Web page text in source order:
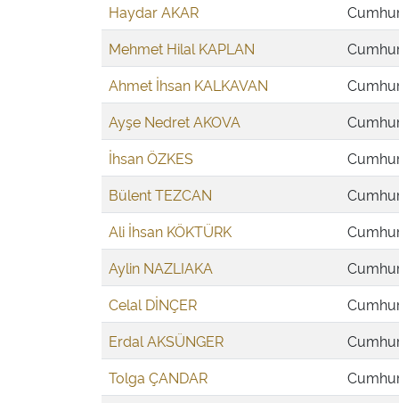
Haydar AKAR
Mehmet Hilal KAPLAN
Ahmet İhsan KALKAVAN
Ayşe Nedret AKOVA
İhsan ÖZKES
Bülent TEZCAN
Ali İhsan KÖKTÜRK
Aylin NAZLIAKA
Celal DİNÇER
Erdal AKSÜNGER
Tolga ÇANDAR